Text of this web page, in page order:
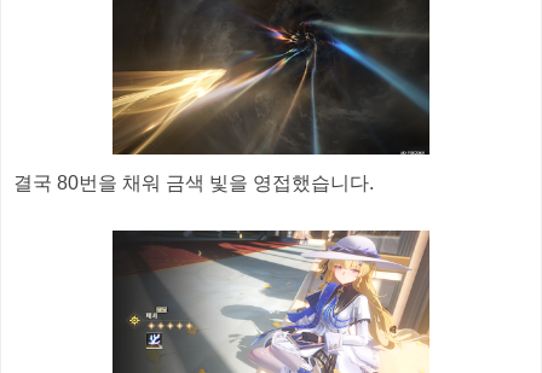
결국 80번을 채워 금색 빛을 영접했습니다.